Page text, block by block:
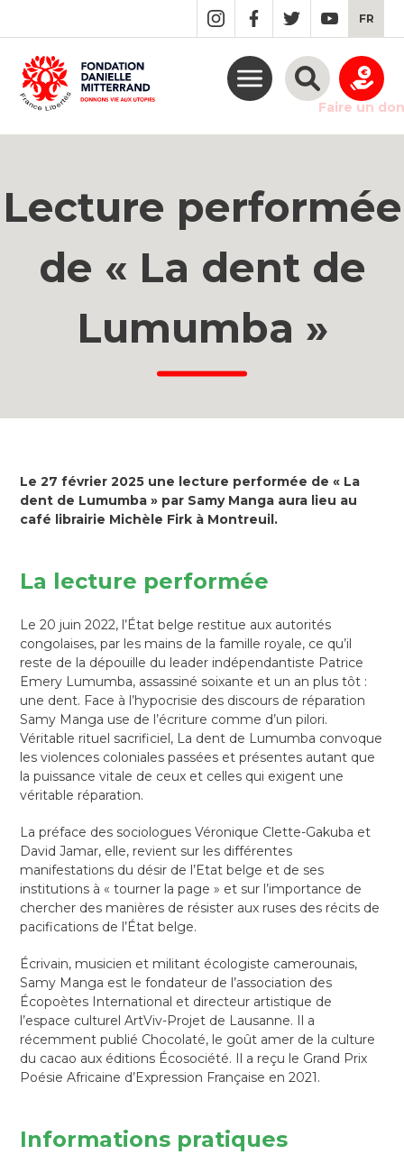
MAIN
CONTENT
FR
Faire un don
Lecture performée
de « La dent de
Lumumba »
Le 27 février 2025 une lecture performée de « La
dent de Lumumba » par Samy Manga aura lieu au
café librairie Michèle Firk à Montreuil.
La lecture performée
Le 20 juin 2022, l’État belge restitue aux autorités
congolaises, par les mains de la famille royale, ce qu’il
reste de la dépouille du leader indépendantiste Patrice
Emery Lumumba, assassiné soixante et un an plus tôt :
une dent. Face à l’hypocrisie des discours de réparation
Samy Manga use de l’écriture comme d’un pilori.
Véritable rituel sacrificiel, La dent de Lumumba convoque
les violences coloniales passées et présentes autant que
la puissance vitale de ceux et celles qui exigent une
véritable réparation.
La préface des sociologues Véronique Clette-Gakuba et
David Jamar, elle, revient sur les différentes
manifestations du désir de l’Etat belge et de ses
institutions à « tourner la page » et sur l’importance de
chercher des manières de résister aux ruses des récits de
pacifications de l’État belge.
Écrivain, musicien et militant écologiste camerounais,
Samy Manga est le fondateur de l’association des
Écopoètes International et directeur artistique de
l’espace culturel ArtViv-Projet de Lausanne. Il a
récemment publié Chocolaté, le goût amer de la culture
du cacao aux éditions Écosociété. Il a reçu le Grand Prix
Poésie Africaine d’Expression Française en 2021.
Informations pratiques